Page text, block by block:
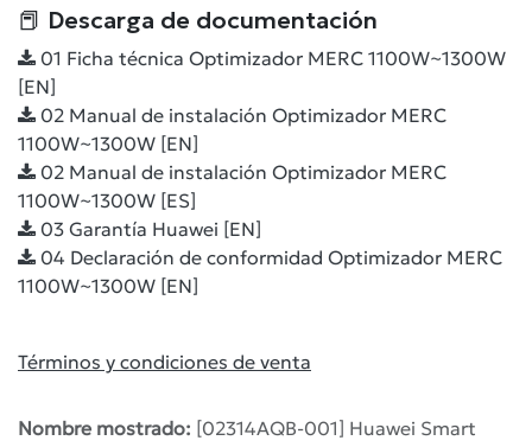
📕 Descarga de documentación
01 Ficha técnica Optimizador MERC 1100W~1300W
[EN]
02 Manual de instalación Optimizador MERC
1100W~1300W [EN]
02 Manual de instalación Optimizador MERC
1100W~1300W [ES]
03 Garantía Huawei [EN]
04 Declaración de conformidad Optimizador MERC
1100W~1300W [EN]
Términos y condiciones de venta
Nombre mostrado: [02314AQB-001] Huawei Smart